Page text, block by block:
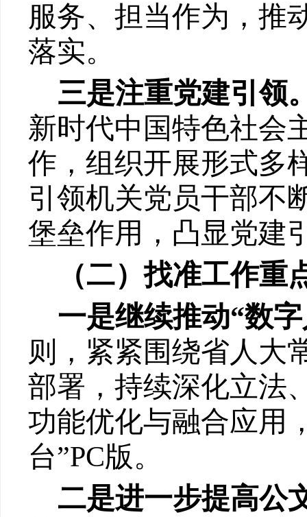
服务、担当作为， 推
落实。
三是注重党建引领
新时代中国特色社会
作，组织开展形式多
引领机关党员干部不
堡垒作用，凸显党建
（二）找准工作重
一是继续推动“数
则，紧紧围绕省人大
部署，持续深化立法
功能优化与融合应用
台”PC版。
二是进一步提高公